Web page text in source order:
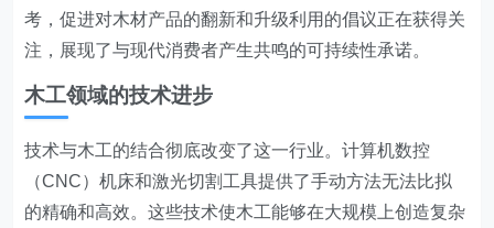
考，促进对木材产品的翻新和升级利用的倡议正在获得关
注，展现了与现代消费者产生共鸣的可持续性承诺。
木工领域的技术进步
技术与木工的结合彻底改变了这一行业。计算机数控
（CNC）机床和激光切割工具提供了手动方法无法比拟
的精确和高效。这些技术使木工能够在大规模上创造复杂